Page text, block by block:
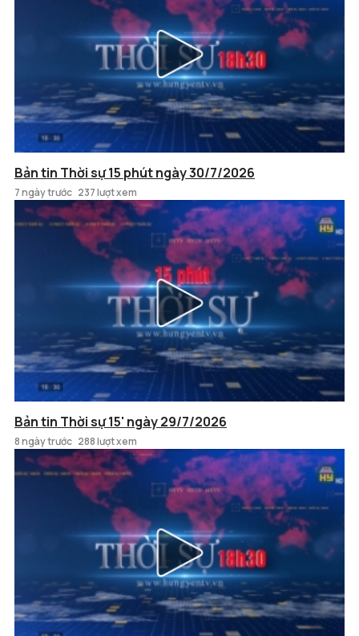
Bản tin Thời sự 15 phút ngày 30/7/2026
7 ngày trước 237 lượt xem
Bản tin Thời sự 15' ngày 29/7/2026
8 ngày trước 288 lượt xem